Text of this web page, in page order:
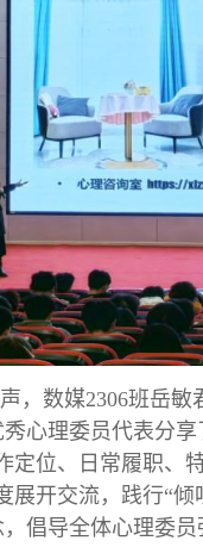
，数媒2306班岳敏
心理委员代表分
定位、日常履职、
展开交流，践行“倾
倡导全体心理委员